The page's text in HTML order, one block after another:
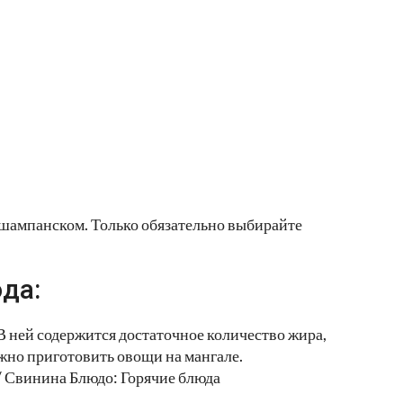
Только обязательно выбирайте
содержится достаточное количество жира,
приготовить овощи на мангале.
Блюдо: Горячие блюда